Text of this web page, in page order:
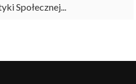
Społecznej...